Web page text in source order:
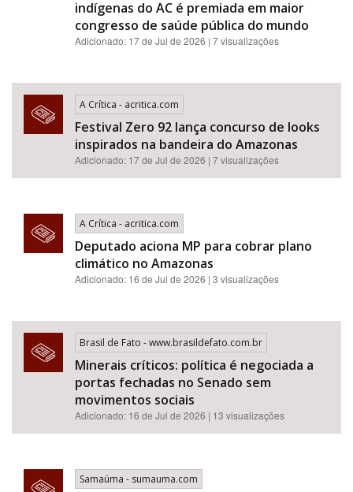
indígenas do AC é premiada em maior
congresso de saúde pública do mundo
Adicionado: 17 de Jul de 2026 | 7 visualizações
A Crítica - acritica.com
Festival Zero 92 lança concurso de looks
inspirados na bandeira do Amazonas
Adicionado: 17 de Jul de 2026 | 7 visualizações
A Crítica - acritica.com
Deputado aciona MP para cobrar plano
climático no Amazonas
Adicionado: 16 de Jul de 2026 | 3 visualizações
Brasil de Fato - www.brasildefato.com.br
Minerais críticos: política é negociada a
portas fechadas no Senado sem
movimentos sociais
Adicionado: 16 de Jul de 2026 | 13 visualizações
Samaúma - sumauma.com